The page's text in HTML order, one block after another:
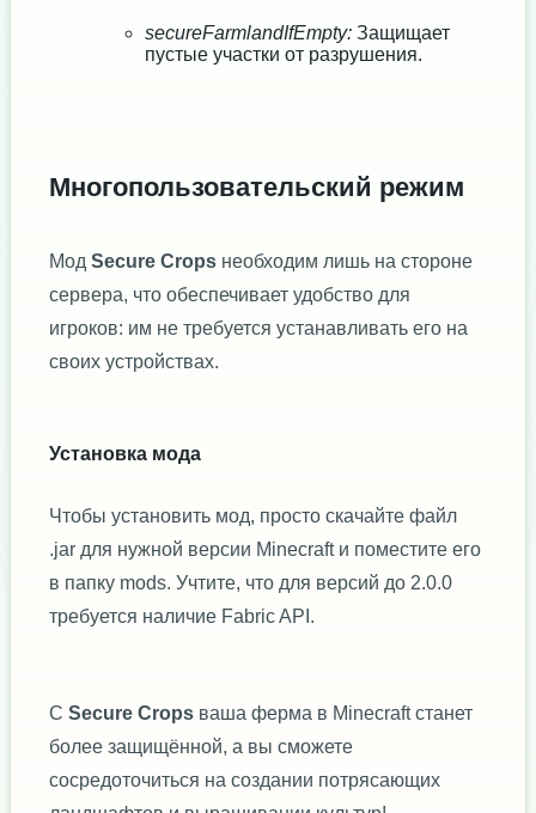
secureFarmlandIfEmpty: Защищает
пустые участки от разрушения.
Многопользовательский режим
Мод Secure Crops необходим лишь на стороне
сервера, что обеспечивает удобство для
игроков: им не требуется устанавливать его на
своих устройствах.
Установка мода
Чтобы установить мод, просто скачайте файл
.jar для нужной версии Minecraft и поместите его
в папку mods. Учтите, что для версий до 2.0.0
требуется наличие Fabric API.
С Secure Crops ваша ферма в Minecraft станет
более защищённой, а вы сможете
сосредоточиться на создании потрясающих